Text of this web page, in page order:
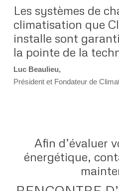
Les systèmes de
climatisation que
installe sont
la pointe de la
Luc Beaulieu,
Président et Fondateur de
Afin d’évaluer
énergétique,